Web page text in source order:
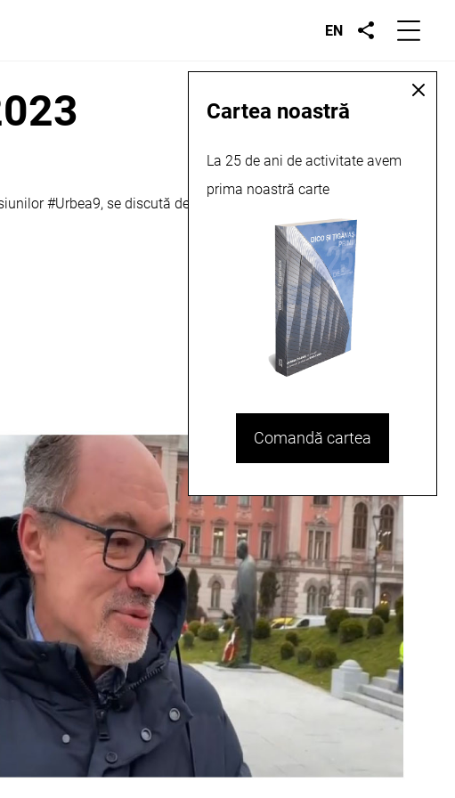
EN
#Urbea9, se discută despre diferite proiecte din oraș. Mai
Cartea noastră
La 25 de ani de activitate avem
prima noastră carte
Comandă cartea